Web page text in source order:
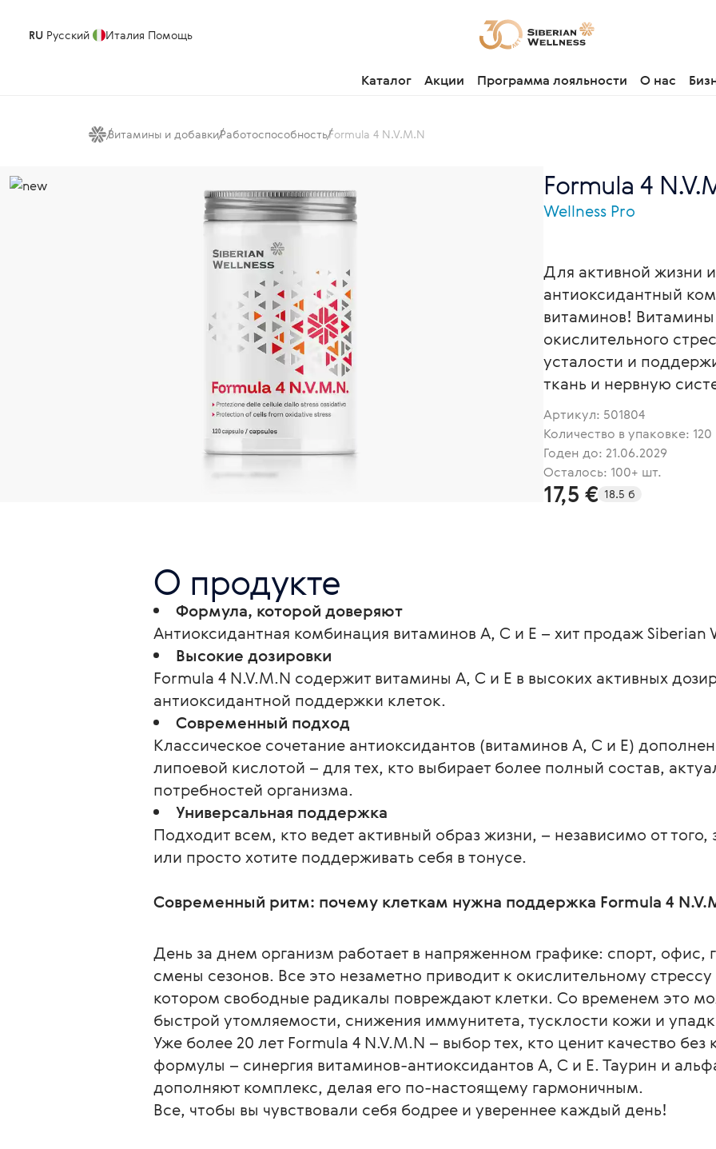
RU Русский Италия Помощь
Каталог Акции Программа лояльности О нас
Витамины и добавкиРаботоспособностьFormula 4 N.V.M.N
Formula 4
Wellness Pro
Для активной жизни
антиоксидантный
витаминов!
окислительного
усталости и
ткань и нервную
Артикул: 501804
Количество в упаковке:
Годен до: 21.06.2029
Осталось: 100+ шт.
17,5 € 18.5 б
О продукте
Формула, которой доверяют
Антиоксидантная комбинация витаминов А, С и Е – хит продаж Siberian
Высокие дозировки
Formula 4 N.V.M.N содержит витамины А, С и Е в высоких активных
антиоксидантной поддержки клеток.
Современный подход
Классическое сочетание антиоксидантов (витаминов А, С и Е)
липоевой кислотой – для тех, кто выбирает более полный состав,
потребностей организма.
Универсальная поддержка
Подходит всем, кто ведет активный образ жизни, – независимо от
или просто хотите поддерживать себя в тонусе.
Современный ритм: почему клеткам нужна поддержка Formula 4
День за днем организм работает в напряженном графике: спорт,
смены сезонов. Все это незаметно приводит к окислительному
котором свободные радикалы повреждают клетки. Со временем это
быстрой утомляемости, снижения иммунитета, тусклости кожи и
Уже более 20 лет Formula 4 N.V.M.N – выбор тех, кто ценит качество
формулы – синергия витаминов-антиоксидантов А, С и Е. Таурин и
дополняют комплекс, делая его по-настоящему гармоничным.
Все, чтобы вы чувствовали себя бодрее и увереннее каждый день!